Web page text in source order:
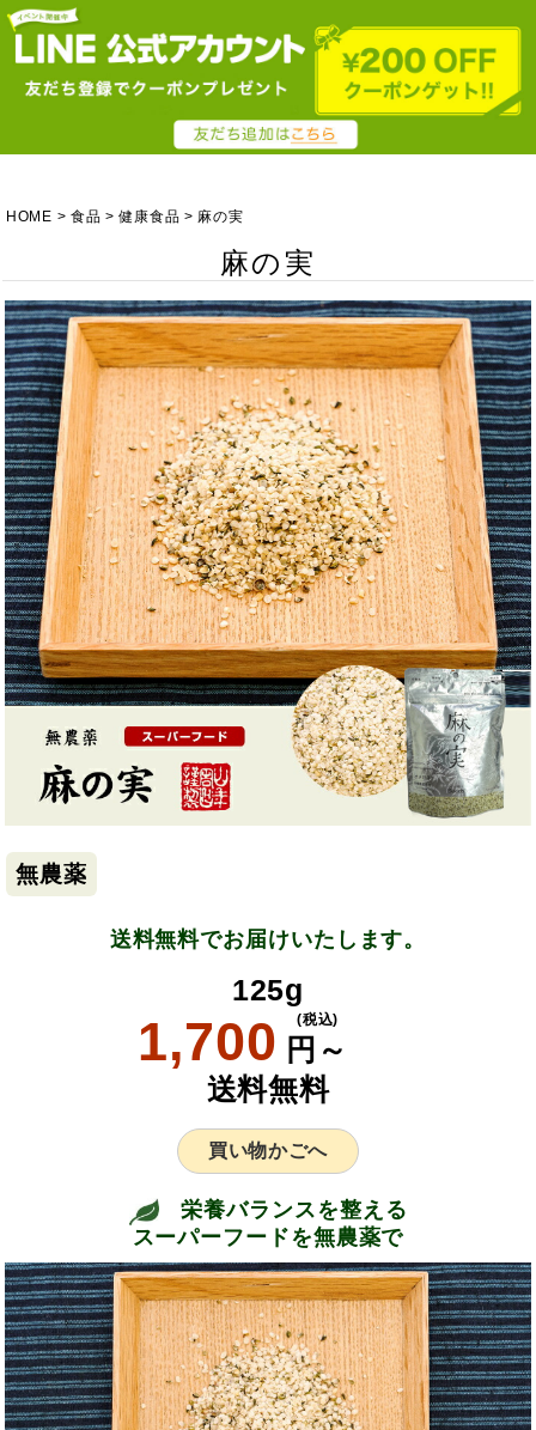
HOME 食品 健康食品 麻の実
麻の実
無農薬
送料無料でお届けいたします。
125g
1,700 円～
(税込)
送料無料
買い物かごへ
栄養バランスを整える
スーパーフードを無農薬で